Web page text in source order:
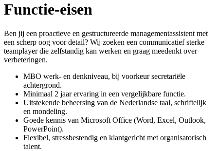
Functie-eisen
Ben jij een proactieve en gestructureerde managementassistent met
een scherp oog voor detail? Wij zoeken een communicatief sterke
teamplayer die zelfstandig kan werken en graag meedenkt over
verbeteringen.
MBO werk- en denkniveau, bij voorkeur secretariële
achtergrond.
Minimaal 2 jaar ervaring in een vergelijkbare functie.
Uitstekende beheersing van de Nederlandse taal, schriftelijk
en mondeling.
Goede kennis van Microsoft Office (Word, Excel, Outlook,
PowerPoint).
Flexibel, stressbestendig en klantgericht met organisatorisch
talent.